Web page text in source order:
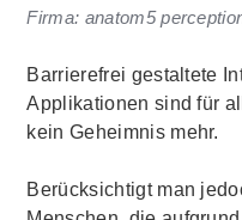
Firma: anatom5
Barrierefrei gestaltete
Applikationen sind für
kein Geheimnis mehr.
Berücksichtigt man